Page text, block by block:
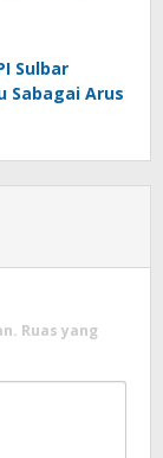
Sulbar
Sabagai Arus
Ruas yang